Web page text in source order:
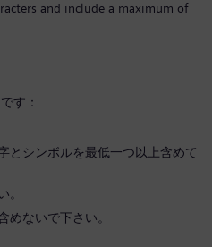
and include a maximum of
す：
とシンボルを最低一つ以上含めて
。
めないで下さい。